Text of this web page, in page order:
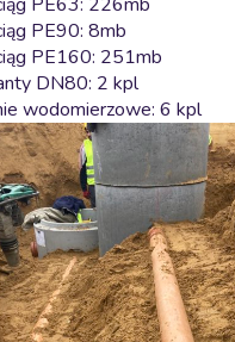
PE90: 8mb
PE160: 251mb
DN80: 2 kpl
wodomierzowe: 6 kpl